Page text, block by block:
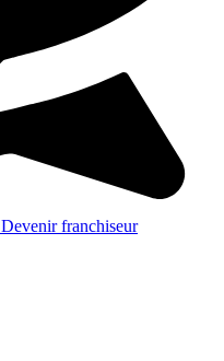
Devenir franchiseur